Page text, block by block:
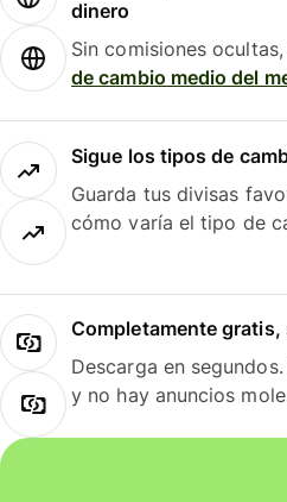
dinero
Sin comisiones
de cambio medio del
Sigue los tipos de
Guarda tus divisas
cómo varía el tipo de
Completamente
Descarga en
y no hay anuncios